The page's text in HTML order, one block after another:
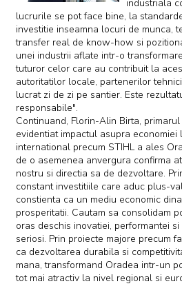
industriala
lucrurile se pot face bine, la
investitie inseamna locuri de munca,
transfer real de know-how si
unei industrii aflate intr-o
tuturor celor care au contribuit la
autoritatilor locale, partenerilor
lucrat zi de zi pe santier. Este
responsabile".
Continuand, Florin-Alin Birta,
evidentiat impactul asupra
international precum STIHL a ales
de o asemenea anvergura confirma
nostru si directia sa de dezvoltare.
constant investitiile care aduc plus-
constienta ca un mediu economic
prosperitatii. Cautam sa consolidam
oras deschis inovatiei, performantei
seriosi. Prin proiecte majore precum
ca dezvoltarea durabila si
mana, transformand Oradea intr-un
tot mai atractiv la nivel regional si